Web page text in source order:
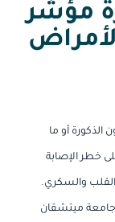
مؤشر
أو ما
خطر الإصابة
القلب والسكري.
جامعة ميتشقان